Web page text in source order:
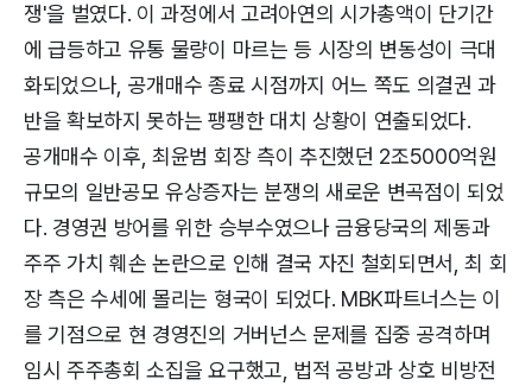
쟁'을 벌였다. 이 과정에서 고려아연의 시가총액이 단기간
에 급등하고 유통 물량이 마르는 등 시장의 변동성이 극대
화되었으나, 공개매수 종료 시점까지 어느 쪽도 의결권 과
반을 확보하지 못하는 팽팽한 대치 상황이 연출되었다.
공개매수 이후, 최윤범 회장 측이 추진했던 2조5000억원
규모의 일반공모 유상증자는 분쟁의 새로운 변곡점이 되었
다. 경영권 방어를 위한 승부수였으나 금융당국의 제동과
주주 가치 훼손 논란으로 인해 결국 자진 철회되면서, 최 회
장 측은 수세에 몰리는 형국이 되었다. MBK파트너스는 이
를 기점으로 현 경영진의 거버넌스 문제를 집중 공격하며
임시 주주총회 소집을 요구했고, 법적 공방과 상호 비방전